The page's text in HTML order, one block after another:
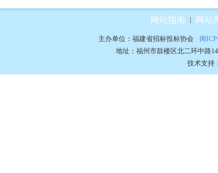
网站指南 网站
主办单位：福建省招标投标协会 闽
地址：福州市鼓楼区北二环中路
技术支持